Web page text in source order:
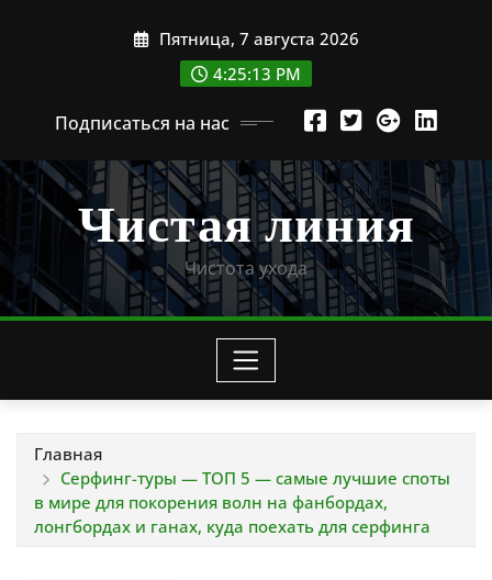
Пятница, 7 августа 2026
4:25:14 PM
Подписаться на нас
Чистая линия
Чистота ухода
Главная
Серфинг-туры — ТОП 5 — самые лучшие споты
в мире для покорения волн на фанбордах,
лонгбордах и ганах, куда поехать для серфинга